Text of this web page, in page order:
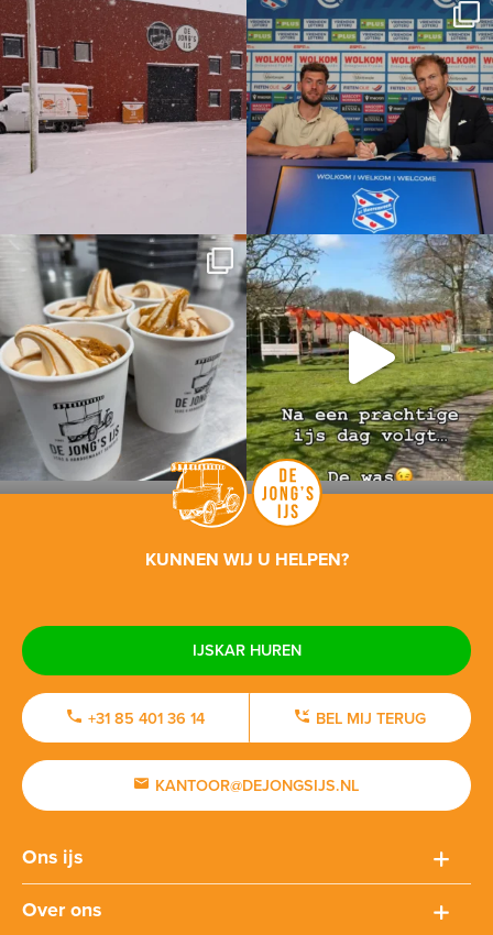
KUNNEN WIJ U HELPEN?
IJSKAR HUREN
+31 85 401 36 14 BEL MIJ TERUG
KANTOOR@DEJONGSIJS.NL
Ons ijs
Over ons